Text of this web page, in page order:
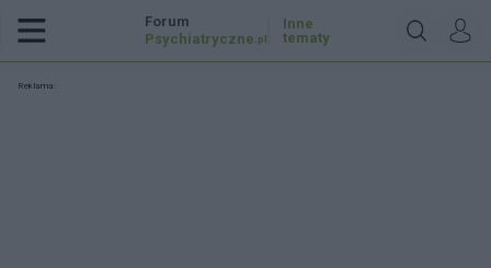
Forum
Psychiatryczne .pl
Inne
tematy
Reklama: